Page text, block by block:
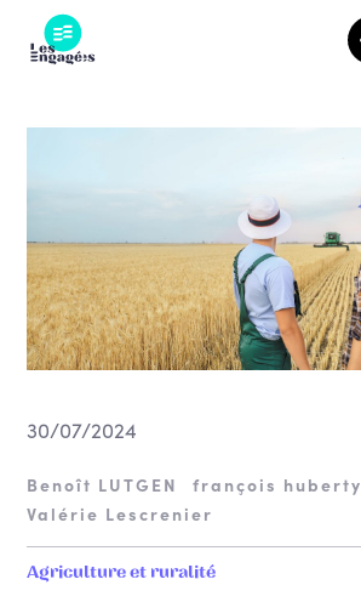
content
30/07/2024
Agriculture et ruralité
Benoît LUTGEN
françois huberty
Valérie Lescrenier